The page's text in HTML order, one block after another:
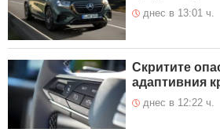
7 Август 2026
14:50
Краткотрайни ремонти на пътни
участъци ще се извършват в
област Кюстендил. Шофирайте
внимателно!
7 Август 2026
14:34
От 10 до 13 август временно се
променя организацията на
движение в участъци от АМ
„Тракия“ в областите София и
Сливен
днес в 13:01 ч.
Скритите
адаптивния
днес в 12:22 ч.